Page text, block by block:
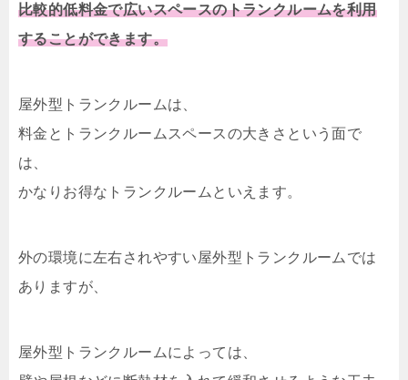
比較的低料金で広いスペースのトランクルームを利用
することができます。
屋外型トランクルームは、
料金とトランクルームスペースの大きさという面で
は、
かなりお得なトランクルームといえます。
外の環境に左右されやすい屋外型トランクルームでは
ありますが、
屋外型トランクルームによっては、